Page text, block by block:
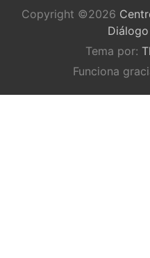
Copyright ©2026
Tema por:
Funciona